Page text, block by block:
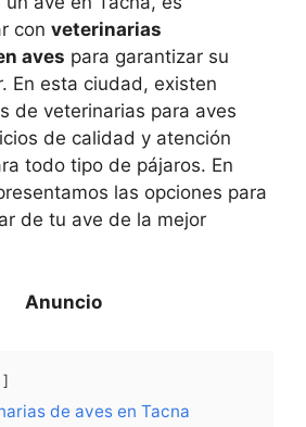
con veterinarias
aves para garantizar su
En esta ciudad, existen
de veterinarias para aves
de calidad y atención
todo tipo de pájaros. En
las opciones para
de tu ave de la mejor
de aves en Tacna